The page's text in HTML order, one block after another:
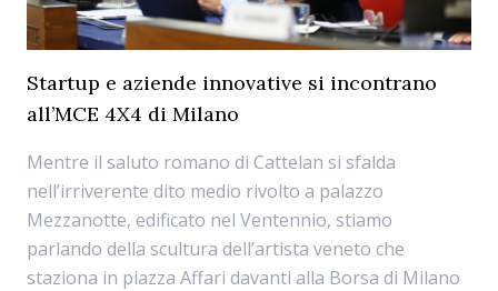
Startup e aziende innovative si incontrano
all’MCE 4X4 di Milano
Mentre il saluto romano di Cattelan si sfalda
nell’irriverente dito medio rivolto a palazzo
Mezzanotte, edificato nel Ventennio, stiamo
parlando della scultura dell’artista veneto che
staziona in piazza Affari davanti alla Borsa di Milano